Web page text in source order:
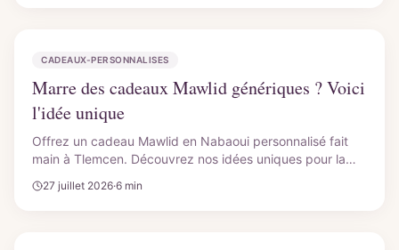
CADEAUX-PERSONNALISES
Marre des cadeaux Mawlid génériques ? Voici
l'idée unique
Offrez un cadeau Mawlid en Nabaoui personnalisé fait
main à Tlemcen. Découvrez nos idées uniques pour la
27 juillet 2026·6 min